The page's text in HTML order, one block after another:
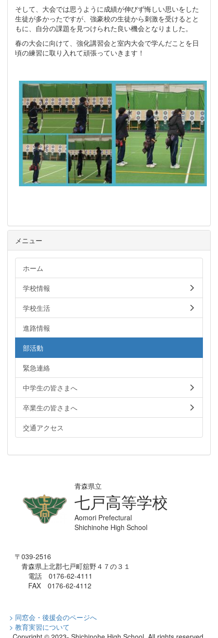
そして、大会では思うように成績が伸びず悔しい思いをした
生徒が多かったですが、強豪校の生徒から刺激を受けるとと
もに、自分の課題を見つけられた良い機会となりました。
春の大会に向けて、強化講習会と室内大会で学んだことを日
頃の練習に取り入れて頑張っていきます！
メニュー
ホーム
学校情報
学校生活
進路情報
部活動
緊急連絡
中学生の皆さまへ
卒業生の皆さまへ
交通アクセス
青森県立
七戸高等学校
Aomori Prefectural
Shichinohe High School
〒039-2516
青森県上北郡七戸町舘野４７の３１
電話 0176-62-4111
FAX 0176-62-4112
> 同窓会・後援会のページへ
> 教育実習について